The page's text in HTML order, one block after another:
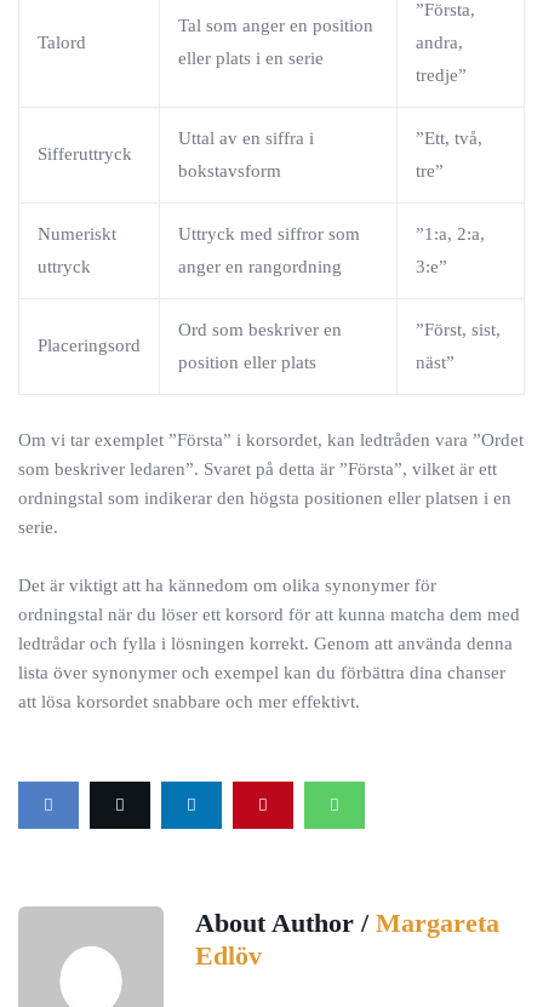
Talord
Tal som anger en position
eller plats i en serie
”Första,
andra,
tredje”
Sifferuttryck
Uttal av en siffra i
bokstavsform
”Ett, två,
tre”
Numeriskt
uttryck
Uttryck med siffror som
anger en rangordning
”1:a, 2:a,
3:e”
Placeringsord
Ord som beskriver en
position eller plats
”Först, sist,
näst”
Om vi tar exemplet ”Första” i korsordet, kan ledtråden vara ”Ordet
som beskriver ledaren”. Svaret på detta är ”Första”, vilket är ett
ordningstal som indikerar den högsta positionen eller platsen i en
serie.
Det är viktigt att ha kännedom om olika synonymer för
ordningstal när du löser ett korsord för att kunna matcha dem med
ledtrådar och fylla i lösningen korrekt. Genom att använda denna
lista över synonymer och exempel kan du förbättra dina chanser
att lösa korsordet snabbare och mer effektivt.
About Author / Margareta
Edlöv